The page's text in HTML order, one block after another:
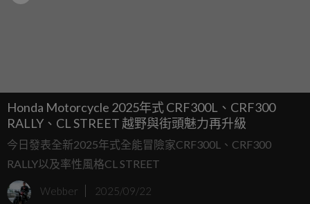
Honda Motorcycle 2025年式 CRF300L、CRF300
RALLY、CL STREET 越野與街頭魅力再升級
今日發表全新2025年式全能冒險家CRF300L、CRF300
RALLY以及率性風格CL STREET
Webber 2025/09/22